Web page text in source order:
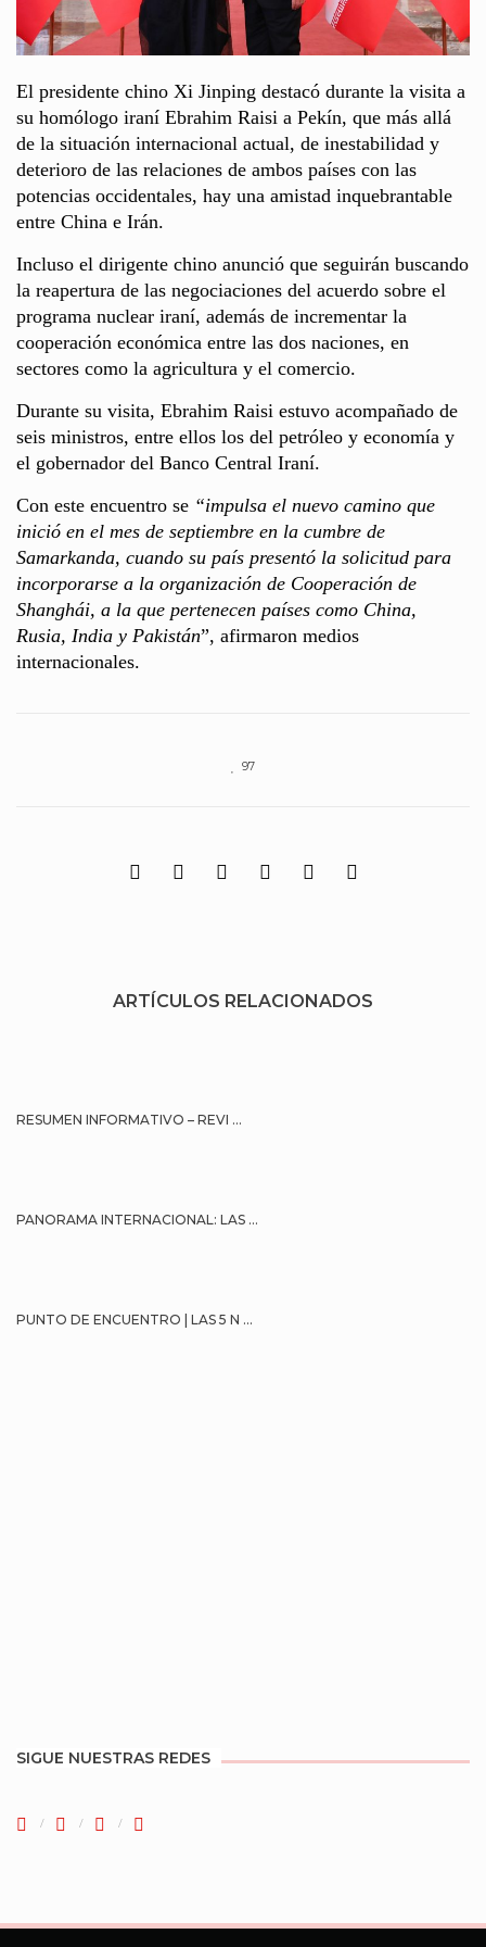
El presidente chino Xi Jinping destacó durante la visita a
su homólogo iraní Ebrahim Raisi a Pekín, que más allá
de la situación internacional actual, de inestabilidad y
deterioro de las relaciones de ambos países con las
potencias occidentales, hay una amistad inquebrantable
entre China e Irán.
Incluso el dirigente chino anunció que seguirán buscando
la reapertura de las negociaciones del acuerdo sobre el
programa nuclear iraní, además de incrementar la
cooperación económica entre las dos naciones, en
sectores como la agricultura y el comercio.
Durante su visita, Ebrahim Raisi estuvo acompañado de
seis ministros, entre ellos los del petróleo y economía y
el gobernador del Banco Central Iraní.
Con este encuentro se “impulsa el nuevo camino que
inició en el mes de septiembre en la cumbre de
Samarkanda, cuando su país presentó la solicitud para
incorporarse a la organización de Cooperación de
Shanghái, a la que pertenecen países como China,
Rusia, India y Pakistán”, afirmaron medios
internacionales.
97
ARTÍCULOS RELACIONADOS
RESUMEN INFORMATIVO – REVI ...
PANORAMA INTERNACIONAL: LAS ...
PUNTO DE ENCUENTRO | LAS 5 N ...
SIGUE NUESTRAS REDES